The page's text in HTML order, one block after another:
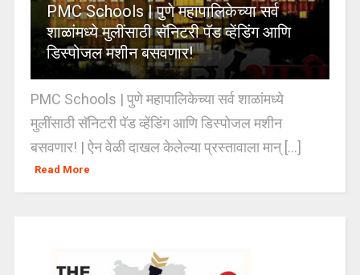
PMC Schools | पुणे महापालिकेच्या सर्व
शाळांमध्ये मुलींसाठी सॅनिटरी पॅड व्हेंडिंग आणि
डिस्पोजल मशीन बसवणार!
PMC Schools | पुणे महापालिकेच्या सर्व शाळांमध्ये
मुलींसाठी सॅनिटरी पॅड व्हेंडिंग आणि डिस्पोजल मशीन
बसवणार! | ऐन वेळी दाखल केलेल्या प्रस्तावाला मान् [...]
Read More